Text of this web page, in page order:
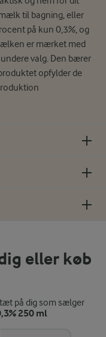
til bagning, eller
på kun 0,3%, og
er mærket med
valg. Den bærer
opfylder de
eller køb
på dig som sælger
250 ml